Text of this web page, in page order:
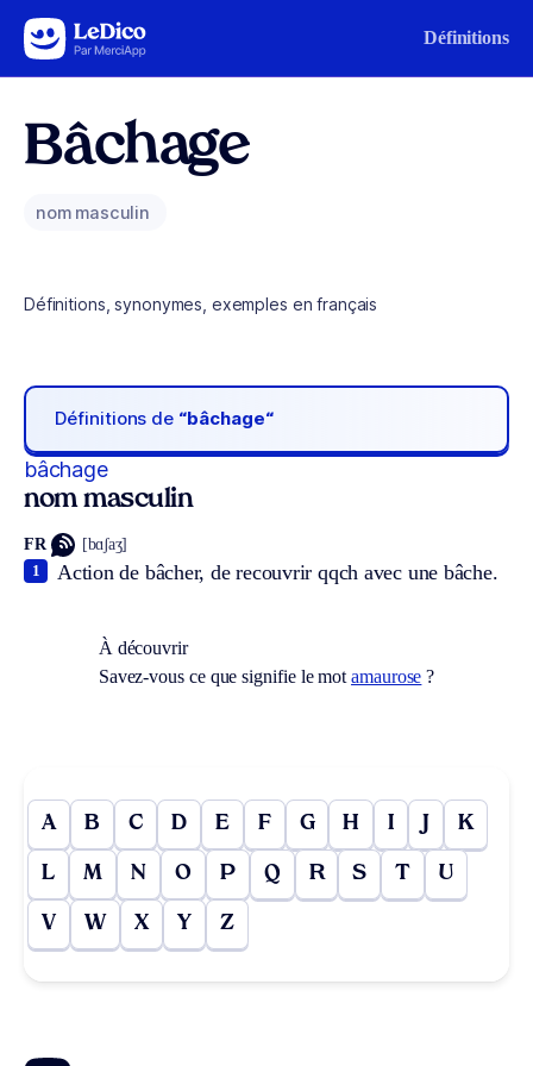
Aller au contenu Définitions
Bâchage
nom masculin
Définitions, synonymes, exemples en français
Définitions de “bâchage“
bâchage
nom masculin
FR [bɑʃaʒ]
Action de bâcher, de recouvrir qqch avec une bâche.
1
À découvrir
Savez-vous ce que signifie le motamaurose ?
A B C D E F G H I J K
L M N O P Q R S T U
V W X Y Z